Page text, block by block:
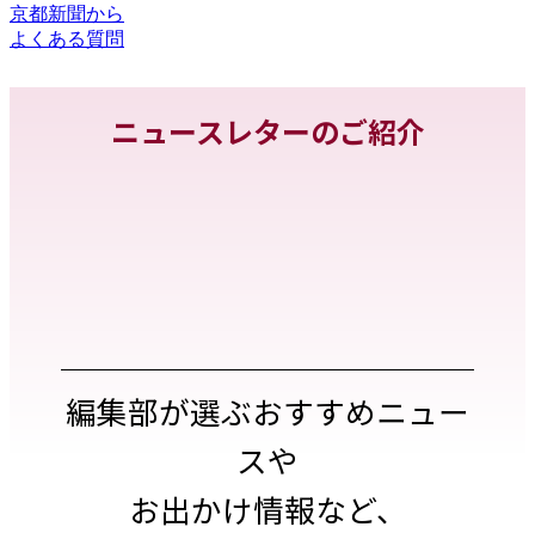
京都新聞から
よくある質問
ニュースレターのご紹介
編集部が選ぶおすすめニュー
スや
お出かけ情報など、